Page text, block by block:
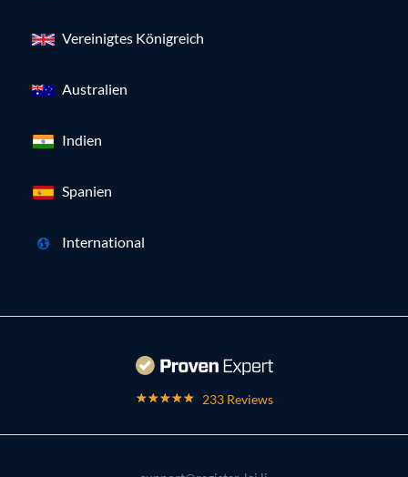
Vereinigtes Königreich
Australien
Indien
Spanien
International
233 Reviews